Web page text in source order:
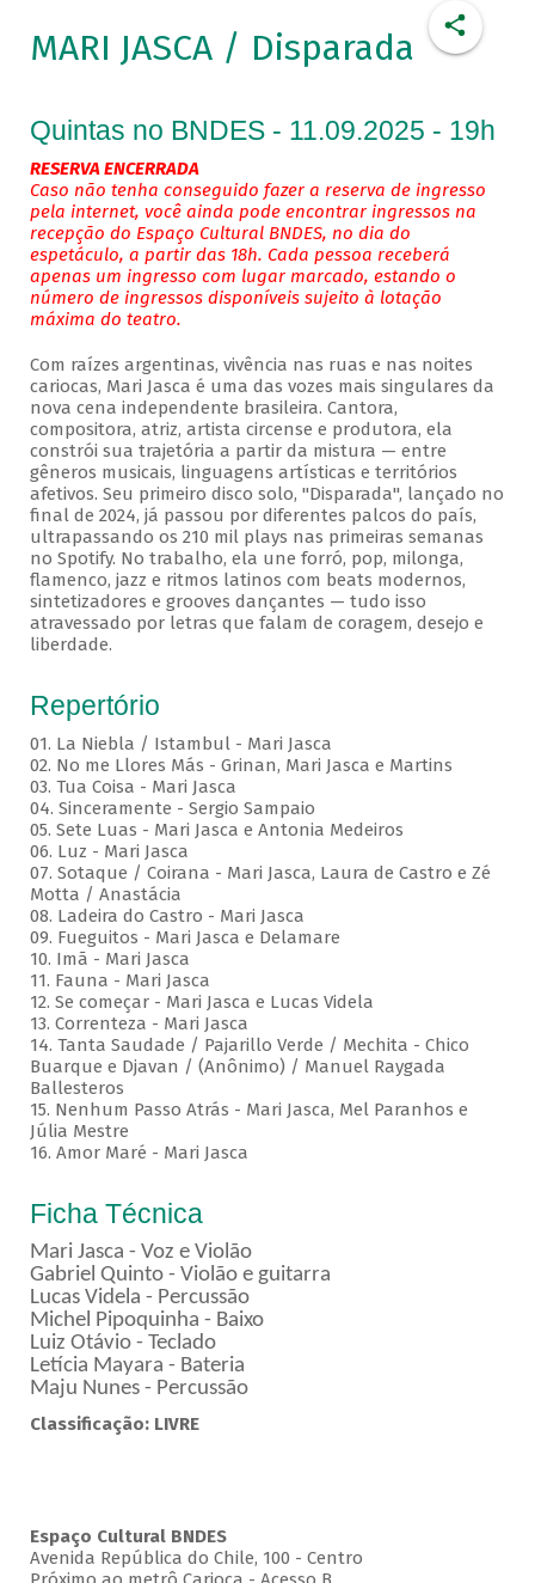
MARI JASCA / Disparada
Quintas no BNDES - 11.09.2025 - 19h
RESERVA ENCERRADA
Caso não tenha conseguido fazer a reserva de ingresso
pela internet, você ainda pode encontrar ingressos na
recepção do Espaço Cultural BNDES, no dia do
espetáculo, a partir das 18h. Cada pessoa receberá
apenas um ingresso com lugar marcado, estando o
número de ingressos disponíveis sujeito à lotação
máxima do teatro.
Com raízes argentinas, vivência nas ruas e nas noites
cariocas, Mari Jasca é uma das vozes mais singulares da
nova cena independente brasileira. Cantora,
compositora, atriz, artista circense e produtora, ela
constrói sua trajetória a partir da mistura — entre
gêneros musicais, linguagens artísticas e territórios
afetivos. Seu primeiro disco solo, "Disparada", lançado no
final de 2024, já passou por diferentes palcos do país,
ultrapassando os 210 mil plays nas primeiras semanas
no Spotify. No trabalho, ela une forró, pop, milonga,
flamenco, jazz e ritmos latinos com beats modernos,
sintetizadores e grooves dançantes — tudo isso
atravessado por letras que falam de coragem, desejo e
liberdade.
Repertório
01. La Niebla / Istambul - Mari Jasca
02. No me Llores Más - Grinan, Mari Jasca e Martins
03. Tua Coisa - Mari Jasca
04. Sinceramente - Sergio Sampaio
05. Sete Luas - Mari Jasca e Antonia Medeiros
06. Luz - Mari Jasca
07. Sotaque / Coirana - Mari Jasca, Laura de Castro e Zé
Motta / Anastácia
08. Ladeira do Castro - Mari Jasca
09. Fueguitos - Mari Jasca e Delamare
10. Imã - Mari Jasca
11. Fauna - Mari Jasca
12. Se começar - Mari Jasca e Lucas Videla
13. Correnteza - Mari Jasca
14. Tanta Saudade / Pajarillo Verde / Mechita - Chico
Buarque e Djavan / (Anônimo) / Manuel Raygada
Ballesteros
15. Nenhum Passo Atrás - Mari Jasca, Mel Paranhos e
Júlia Mestre
16. Amor Maré - Mari Jasca
Ficha Técnica
Mari Jasca - Voz e Violão
Gabriel Quinto - Violão e guitarra
Lucas Videla - Percussão
Michel Pipoquinha - Baixo
Luiz Otávio - Teclado
Letícia Mayara - Bateria
Maju Nunes - Percussão
Classificação: LIVRE
Espaço Cultural BNDES
Avenida República do Chile, 100 - Centro